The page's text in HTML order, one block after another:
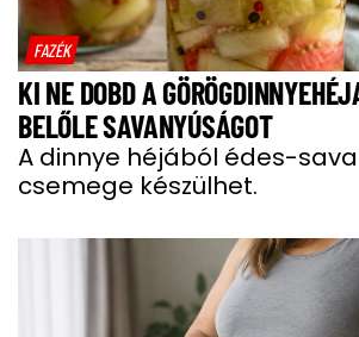
FAZÉK
KI NE DOBD A
BELŐLE SAVANYÚSÁGOT
A dinnye héjából édes-
csemege készülhet.